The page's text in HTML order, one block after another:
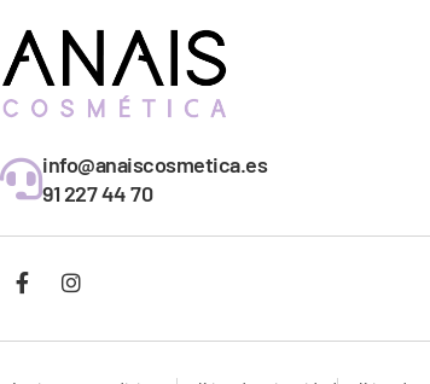
info@anaiscosmetica.es
91 227 44 70